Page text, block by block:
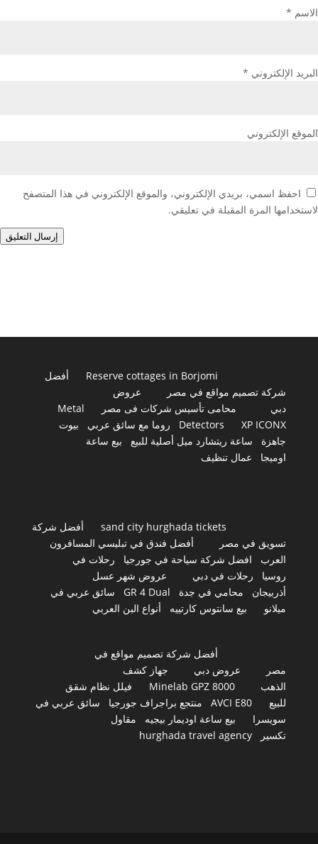
الاسم *
البريد الإلكتروني *
الموقع الإلكتروني
احفظ اسمي، بريدي الإلكتروني، والموقع الإلكتروني في هذا المتصفح
لاستخدامها المرة المقبلة في تعليقي.
إرسال التعليق
Reserve cottages in Borjomi
أفضل
شركة تصميم مواقع في مصر
عروض
دبي
محامى تأسيس شركات فى مصر
Metal
Detectors
XP ICONX روما مع سائق عربي
بيوت
جاهزة
ساعة ريتشارد ميل أصلية للبيع
بيع ساعة
اوميجا
عمال تنظيف
sand city hurghada tickets
أفضل شركة
تسويق في مصر
أفضل فندق في تبليسي المسافرون
العرب
افضل شركة سياحة في جورجيا
رحلات في
روسيا
رحلات في دبي
عروض شهر عسل
أذربيجان
محامي في جدة GR 4 Dual
سائق عربي في
ميلانو
بيع سانتوس كارتييه أنواع البن العربي
أفضل شركة تصميم مواقع في
مصر
عروض دبي
جهاز كشف
الذهب
Minelab GPZ 8000
فيلل نظام شقق
للبيع
AVCI E80 منتجع براجراف جورجيا
سائق عربي في
سويسرا
بيع ساعة اوديمار بيجيه
مقاول
تكسير
hurghada travel agency